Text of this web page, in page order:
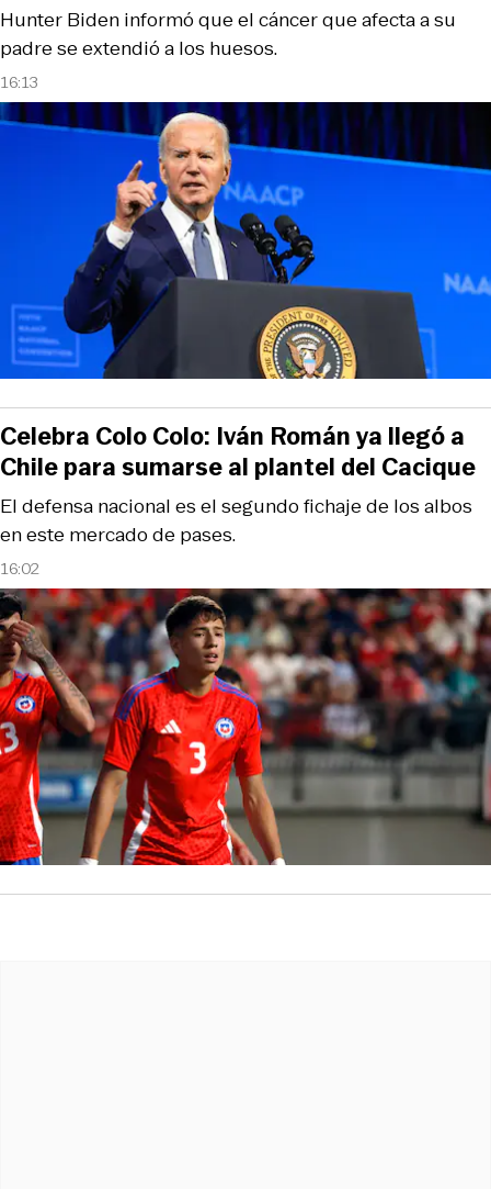
16:13
Hunter Biden informó que el cáncer que afecta a su
padre se extendió a los huesos.
16:02
El defensa nacional es el segundo fichaje de los albos
en este mercado de pases.
Celebra Colo Colo: Iván Román ya llegó a
Chile para sumarse al plantel del Cacique